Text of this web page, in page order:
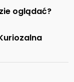
oglądać?